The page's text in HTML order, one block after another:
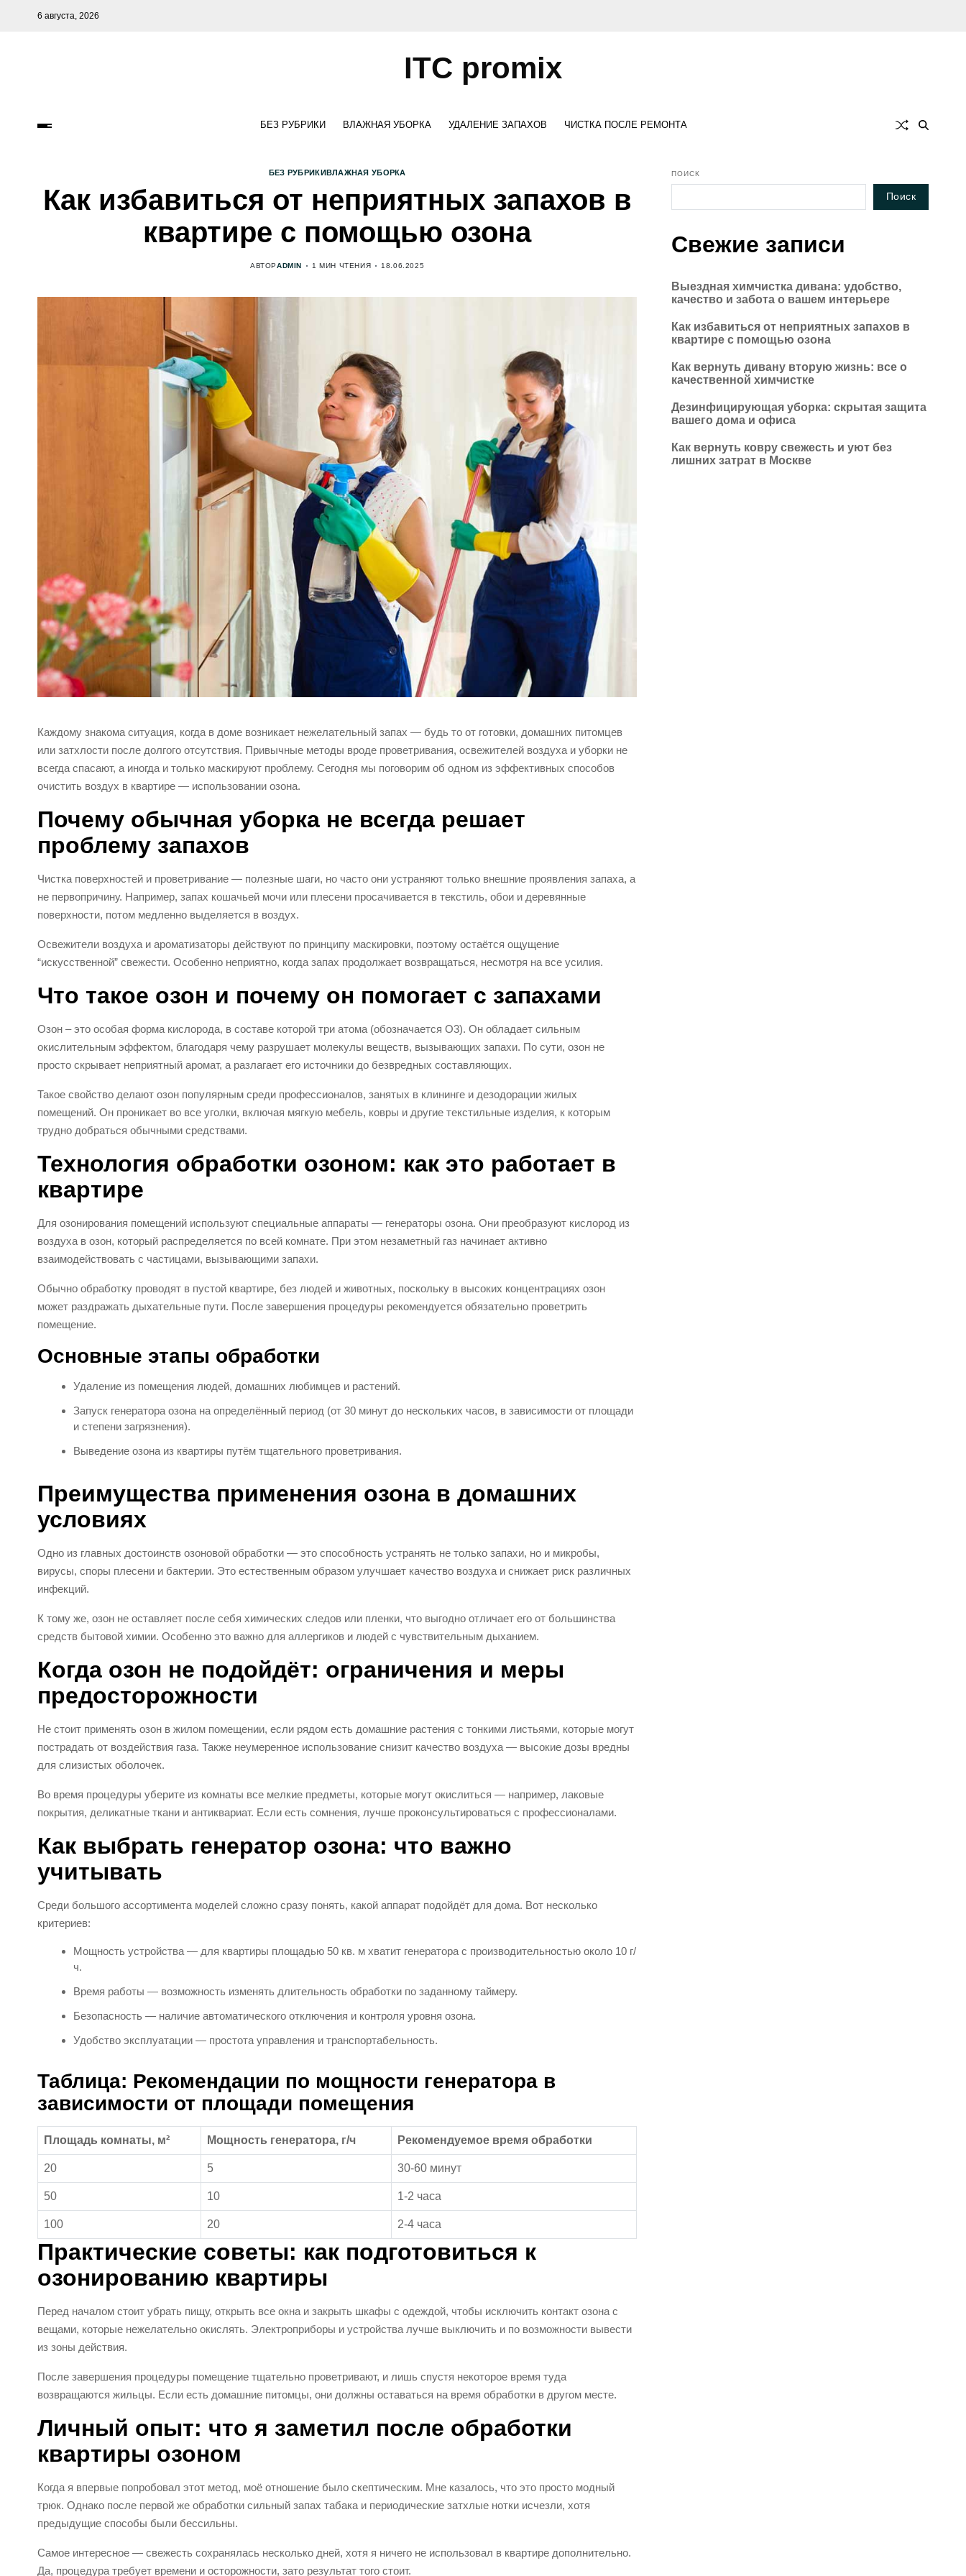
6 августа, 2026
ITC promix
БЕЗ РУБРИКИ ВЛАЖНАЯ УБОРКА УДАЛЕНИЕ ЗАПАХОВ ЧИСТКА ПОСЛЕ РЕМОНТА
БЕЗ РУБРИКИВЛАЖНАЯ УБОРКА
Как избавиться от неприятных запахов в
квартире с помощью озона
АВТОРADMIN 1 МИН ЧТЕНИЯ 18.06.2025
Каждому знакома ситуация, когда в доме возникает нежелательный запах — будь то от готовки, домашних питомцев
или затхлости после долгого отсутствия. Привычные методы вроде проветривания, освежителей воздуха и уборки не
всегда спасают, а иногда и только маскируют проблему. Сегодня мы поговорим об одном из эффективных способов
очистить воздух в квартире — использовании озона.
Почему обычная уборка не всегда решает
проблему запахов
Чистка поверхностей и проветривание — полезные шаги, но часто они устраняют только внешние проявления запаха, а
не первопричину. Например, запах кошачьей мочи или плесени просачивается в текстиль, обои и деревянные
поверхности, потом медленно выделяется в воздух.
Освежители воздуха и ароматизаторы действуют по принципу маскировки, поэтому остаётся ощущение
“искусственной” свежести. Особенно неприятно, когда запах продолжает возвращаться, несмотря на все усилия.
Что такое озон и почему он помогает с запахами
Озон – это особая форма кислорода, в составе которой три атома (обозначается O3). Он обладает сильным
окислительным эффектом, благодаря чему разрушает молекулы веществ, вызывающих запахи. По сути, озон не
просто скрывает неприятный аромат, а разлагает его источники до безвредных составляющих.
Такое свойство делают озон популярным среди профессионалов, занятых в клининге и дезодорации жилых
помещений. Он проникает во все уголки, включая мягкую мебель, ковры и другие текстильные изделия, к которым
трудно добраться обычными средствами.
Технология обработки озоном: как это работает в
квартире
Для озонирования помещений используют специальные аппараты — генераторы озона. Они преобразуют кислород из
воздуха в озон, который распределяется по всей комнате. При этом незаметный газ начинает активно
взаимодействовать с частицами, вызывающими запахи.
Обычно обработку проводят в пустой квартире, без людей и животных, поскольку в высоких концентрациях озон
может раздражать дыхательные пути. После завершения процедуры рекомендуется обязательно проветрить
помещение.
Основные этапы обработки
Удаление из помещения людей, домашних любимцев и растений.
Запуск генератора озона на определённый период (от 30 минут до нескольких часов, в зависимости от площади
и степени загрязнения).
Выведение озона из квартиры путём тщательного проветривания.
Преимущества применения озона в домашних
условиях
Одно из главных достоинств озоновой обработки — это способность устранять не только запахи, но и микробы,
вирусы, споры плесени и бактерии. Это естественным образом улучшает качество воздуха и снижает риск различных
инфекций.
К тому же, озон не оставляет после себя химических следов или пленки, что выгодно отличает его от большинства
средств бытовой химии. Особенно это важно для аллергиков и людей с чувствительным дыханием.
Когда озон не подойдёт: ограничения и меры
предосторожности
Не стоит применять озон в жилом помещении, если рядом есть домашние растения с тонкими листьями, которые могут
пострадать от воздействия газа. Также неумеренное использование снизит качество воздуха — высокие дозы вредны
для слизистых оболочек.
Во время процедуры уберите из комнаты все мелкие предметы, которые могут окислиться — например, лаковые
покрытия, деликатные ткани и антиквариат. Если есть сомнения, лучше проконсультироваться с профессионалами.
Как выбрать генератор озона: что важно
учитывать
Среди большого ассортимента моделей сложно сразу понять, какой аппарат подойдёт для дома. Вот несколько
критериев:
Мощность устройства — для квартиры площадью 50 кв. м хватит генератора с производительностью около 10 г/
ч.
Время работы — возможность изменять длительность обработки по заданному таймеру.
Безопасность — наличие автоматического отключения и контроля уровня озона.
Удобство эксплуатации — простота управления и транспортабельность.
Таблица: Рекомендации по мощности генератора в
зависимости от площади помещения
Площадь комнаты, м² Мощность генератора, г/ч Рекомендуемое время обработки
20 5 30-60 минут
50 10 1-2 часа
100 20 2-4 часа
Практические советы: как подготовиться к
озонированию квартиры
Перед началом стоит убрать пищу, открыть все окна и закрыть шкафы с одеждой, чтобы исключить контакт озона с
вещами, которые нежелательно окислять. Электроприборы и устройства лучше выключить и по возможности вывести
из зоны действия.
После завершения процедуры помещение тщательно проветривают, и лишь спустя некоторое время туда
возвращаются жильцы. Если есть домашние питомцы, они должны оставаться на время обработки в другом месте.
Личный опыт: что я заметил после обработки
квартиры озоном
Когда я впервые попробовал этот метод, моё отношение было скептическим. Мне казалось, что это просто модный
трюк. Однако после первой же обработки сильный запах табака и периодические затхлые нотки исчезли, хотя
предыдущие способы были бессильны.
Самое интересное — свежесть сохранялась несколько дней, хотя я ничего не использовал в квартире дополнительно.
Да, процедура требует времени и осторожности, зато результат того стоит.
ПОИСК
Поиск
Свежие записи
Выездная химчистка дивана: удобство,
качество и забота о вашем интерьере
Как избавиться от неприятных запахов в
квартире с помощью озона
Как вернуть дивану вторую жизнь: все о
качественной химчистке
Дезинфицирующая уборка: скрытая защита
вашего дома и офиса
Как вернуть ковру свежесть и уют без
лишних затрат в Москве